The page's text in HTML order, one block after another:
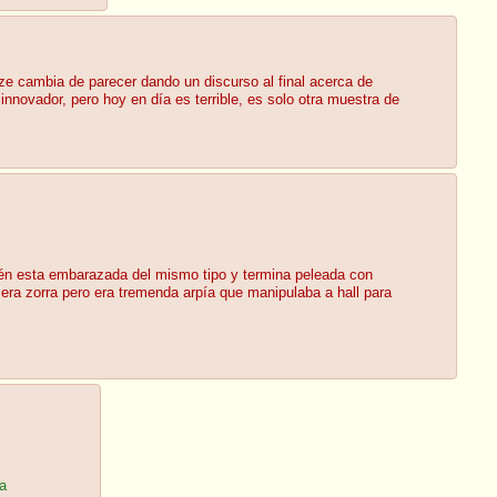
cambia de parecer dando un discurso al final acerca de
pero hoy en día es terrible, es solo otra muestra de
esta embarazada del mismo tipo y termina peleada con
zorra pero era tremenda arpía que manipulaba a hall para